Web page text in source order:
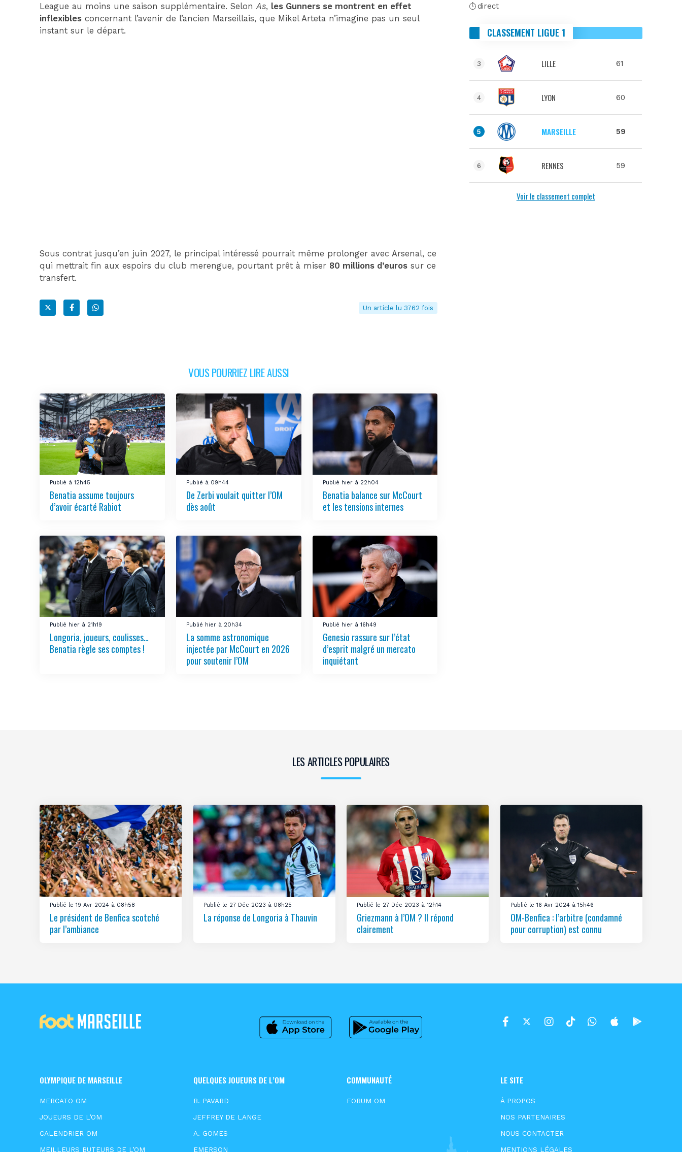
League au moins une saison supplémentaire. SelonAs, les Gunners se montrent en effet
inflexibles concernant l’avenir de l’ancien Marseillais, que Mikel Arteta n’imagine pas un seul
instant sur le départ.
Sous contrat jusqu’en juin 2027, le principal intéressé pourrait même prolonger avec Arsenal, ce
qui mettrait fin aux espoirs du club merengue, pourtant prêt à miser 80 millions d’euros sur ce
transfert.
Un article lu 3762 fois
VOUS POURRIEZ LIRE AUSSI
Publié à 12h45
Benatia assume toujours
d’avoir écarté Rabiot
Publié à 09h44
De Zerbi voulait quitter l’OM
dès août
Publié hier à 22h04
Benatia balance sur McCourt
et les tensions internes
Publié hier à 21h19
Longoria, joueurs, coulisses…
Benatia règle ses comptes !
Publié hier à 20h34
La somme astronomique
injectée par McCourt en 2026
pour soutenir l’OM
Publié hier à 16h49
Genesio rassure sur l’état
d’esprit malgré un mercato
inquiétant
direct
CLASSEMENT LIGUE 1
3 LILLE 61
4 LYON 60
5 MARSEILLE 59
6 RENNES 59
Voir le classement complet
LES ARTICLES POPULAIRES
Publié le 19 Avr 2024 à 08h58
Le président de Benfica scotché
par l’ambiance
Publié le 27 Déc 2023 à 08h25
La réponse de Longoria à Thauvin
Publié le 27 Déc 2023 à 12h14
Griezmann à l’OM ? Il répond
clairement
Publié le 16 Avr 2024 à 15h46
OM-Benfica : l’arbitre (condamné
pour corruption) est connu
OLYMPIQUE DE MARSEILLE
MERCATO OM
JOUEURS DE L’OM
CALENDRIER OM
MEILLEURS BUTEURS DE L’OM
QUELQUES JOUEURS DE L’OM
B. PAVARD
JEFFREY DE LANGE
A. GOMES
EMERSON
COMMUNAUTÉ
FORUM OM
LE SITE
À PROPOS
NOS PARTENAIRES
NOUS CONTACTER
MENTIONS LÉGALES